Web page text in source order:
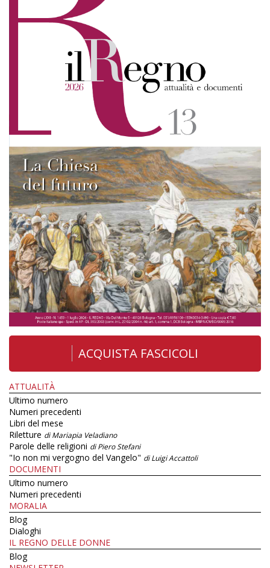
ACQUISTA FASCICOLI
ATTUALITÀ
Ultimo numero
Numeri precedenti
Libri del mese
Riletture di Mariapia Veladiano
Parole delle religioni di Piero Stefani
"Io non mi vergogno del Vangelo" di Luigi Accattoli
DOCUMENTI
Ultimo numero
Numeri precedenti
MORALIA
Blog
Dialoghi
IL REGNO DELLE DONNE
Blog